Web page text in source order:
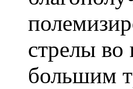
стрелы во
большим